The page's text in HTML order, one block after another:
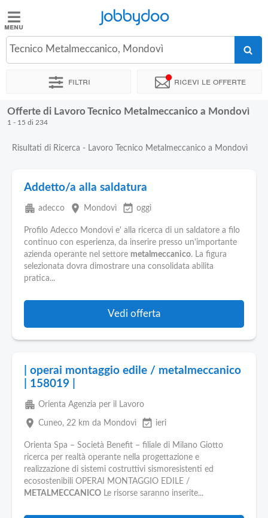
Jobbydoo
Offerte
Stipendi
Blog
Pubblica
Offerte
Aziende
Jobbydoo
Tecnico Metalmeccanico, Mondovì
Filtri Ricevi le offerte
Offerte di Lavoro Tecnico Metalmeccanico a Mondovì
1 - 15 di 234
Risultati di Ricerca - Lavoro Tecnico Metalmeccanico a Mondovì
Addetto/a alla saldatura
apartment adecco place Mondovì event_available oggi
Profilo Adecco Mondovi e' alla ricerca di un saldatore a filo
continuo con esperienza, da inserire presso un'importante
azienda operante nel settore metalmeccanico. La figura
selezionata dovra dimostrare una consolidata abilita
pratica...
Vedi offerta
| operai montaggio edile / metalmeccanico
| 158019 |
apartment Orienta Agenzia per il Lavoro
place Cuneo, 22 km da Mondovì event_available ieri
Orienta Spa – Società Benefit – filiale di Milano Giotto
ricerca per realtà operante nella progettazione e
realizzazione di sistemi costruttivi sismoresistenti ed
ecosostenibili OPERAI MONTAGGIO EDILE /
METALMECCANICO Le risorse saranno inserite...